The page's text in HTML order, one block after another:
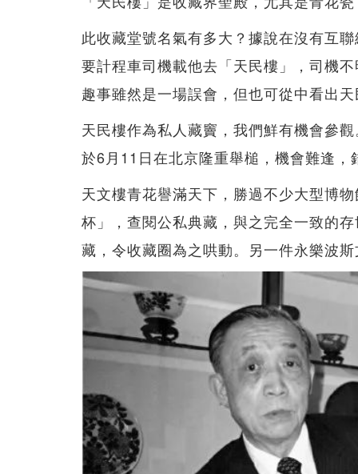
此收藏堂號名氣有多大？據說在沒有互
要計程車司機載他去「天民樓」，司機
趣事雖然是一場誤會，但也可從中看出
天民樓作為私人藏竇，我們鮮有機會參
於6月11日在北京隆重舉槌，機會難逢，
天文樓青花譽滿天下，勝過不少大型博
杯」，查閱公私典藏，與之完全一致的
藏，令收藏圈為之哄動。另一件永樂波